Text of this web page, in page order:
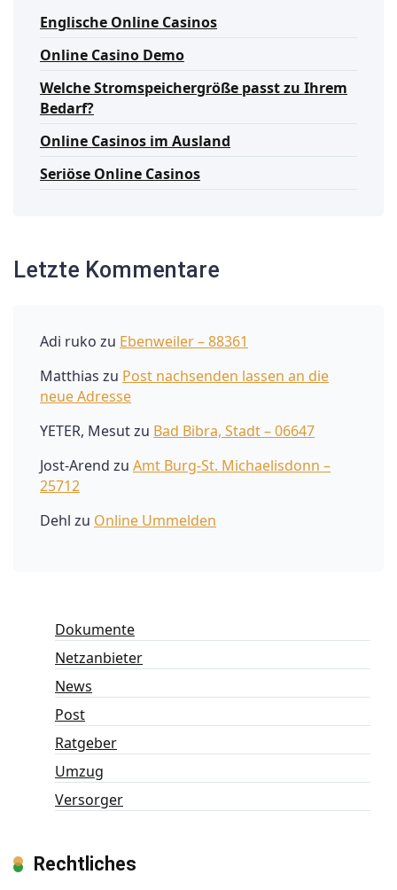
Englische Online Casinos
Online Casino Demo
Welche Stromspeichergröße passt zu Ihrem
Bedarf?
Online Casinos im Ausland
Seriöse Online Casinos
Letzte Kommentare
Adi ruko zu Ebenweiler – 88361
Matthias zu Post nachsenden lassen an die
neue Adresse
YETER, Mesutzu Bad Bibra, Stadt – 06647
Jost-Arend zu Amt Burg-St. Michaelisdonn –
25712
Dehl zu Online Ummelden
Dokumente
Netzanbieter
News
Post
Ratgeber
Umzug
Versorger
Rechtliches